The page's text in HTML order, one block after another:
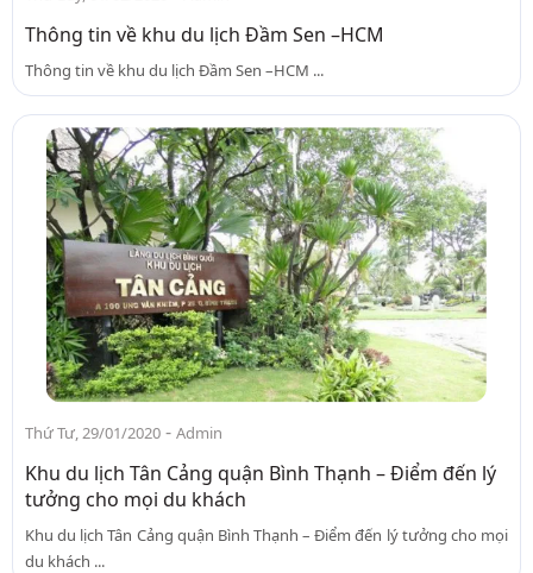
Thông tin về khu du lịch Đầm Sen –HCM
Thông tin về khu du lịch Đầm Sen –HCM ...
Thứ Tư, 29/01/2020 - Admin
Khu du lịch Tân Cảng quận Bình Thạnh – Điểm đến lý
tưởng cho mọi du khách
Khu du lịch Tân Cảng quận Bình Thạnh – Điểm đến lý tưởng cho mọi
du khách ...